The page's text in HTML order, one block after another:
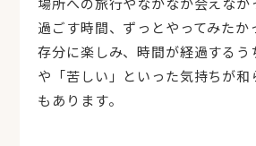
過ごす時間、ずっとやってみたか
存分に楽しみ、時間が経過するう
や「苦しい」といった気持ちが和
もあります。